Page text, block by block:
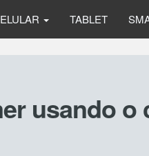
TABLET
usando o